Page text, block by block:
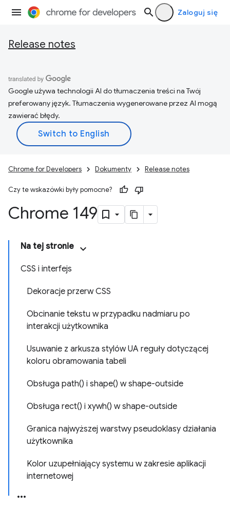
Zaloguj się
Release notes
Google używa technologii AI do tłumaczenia treści na Twój
preferowany język. Tłumaczenia wygenerowane przez AI mogą
zawierać błędy.
Chrome for Developers Dokumenty Release notes
Czy te wskazówki były pomocne?
Chrome 149
Na tej stronie
CSS i interfejs
Dekoracje przerw CSS
Obcinanie tekstu w przypadku nadmiaru po
interakcji użytkownika
Usuwanie z arkusza stylów UA reguły dotyczącej
koloru obramowania tabeli
Obsługa path() i shape() w shape-outside
Obsługa rect() i xywh() w shape-outside
Granica najwyższej warstwy pseudoklasy działania
użytkownika
Kolor uzupełniający systemu w zakresie aplikacji
internetowej